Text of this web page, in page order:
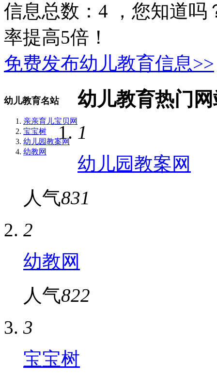
信息总数： 4 ，您知道
率提高5倍！
免费发布幼儿教育信息>>
幼儿教育名站
亲亲育儿宝贝网
宝宝树
幼儿园教案网
幼教网
幼儿教育热门
1
幼儿园教案网
人气831
2
幼教网
人气822
3
宝宝树